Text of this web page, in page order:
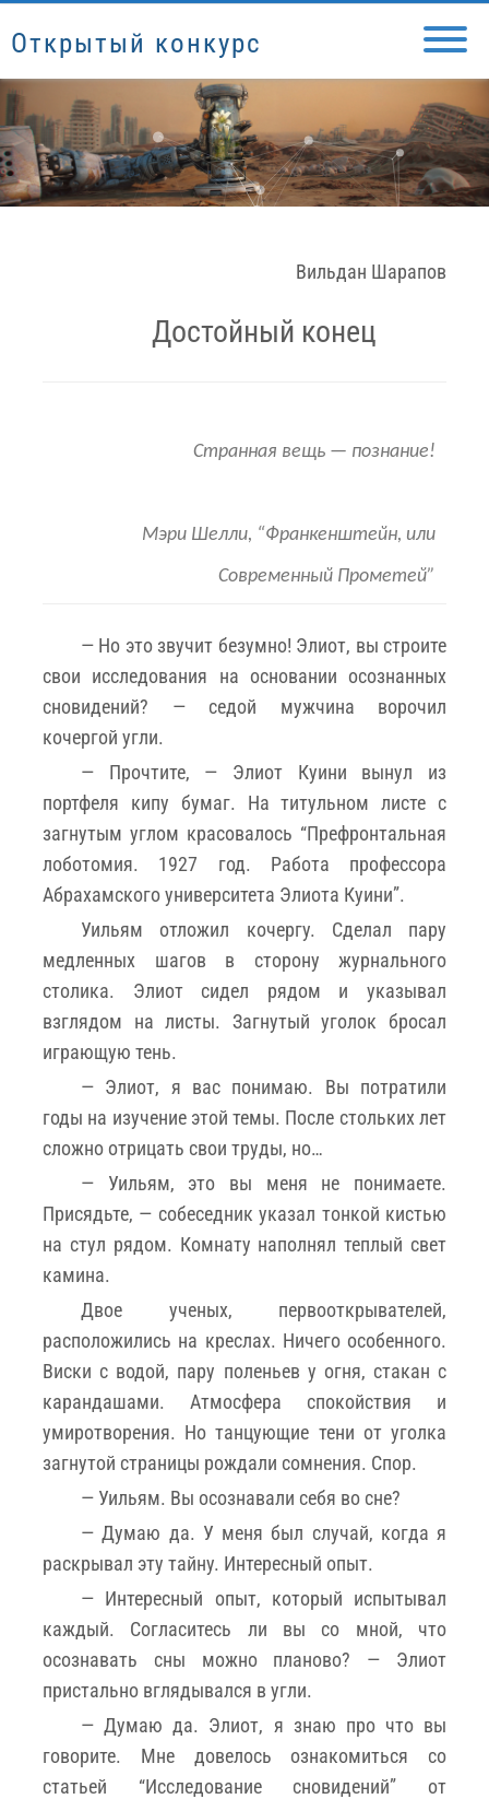
Открытый конкурс
Вильдан Шарапов
Достойный конец
Странная вещь — познание!
Мэри Шелли, “Франкенштейн, или
Современный Прометей”
— Но это звучит безумно! Элиот, вы строите
свои исследования на основании осознанных
сновидений? — седой мужчина ворочил
кочергой угли.
— Прочтите, — Элиот Куини вынул из
портфеля кипу бумаг. На титульном листе с
загнутым углом красовалось “Префронтальная
лоботомия. 1927 год. Работа профессора
Абрахамского университета Элиота Куини”.
Уильям отложил кочергу. Сделал пару
медленных шагов в сторону журнального
столика. Элиот сидел рядом и указывал
взглядом на листы. Загнутый уголок бросал
играющую тень.
— Элиот, я вас понимаю. Вы потратили
годы на изучение этой темы. После стольких лет
сложно отрицать свои труды, но…
— Уильям, это вы меня не понимаете.
Присядьте, — собеседник указал тонкой кистью
на стул рядом. Комнату наполнял теплый свет
камина.
Двое ученых, первооткрывателей,
расположились на креслах. Ничего особенного.
Виски с водой, пару поленьев у огня, стакан с
карандашами. Атмосфера спокойствия и
умиротворения. Но танцующие тени от уголка
загнутой страницы рождали сомнения. Спор.
— Уильям. Вы осознавали себя во сне?
— Думаю да. У меня был случай, когда я
раскрывал эту тайну. Интересный опыт.
— Интересный опыт, который испытывал
каждый. Согласитесь ли вы со мной, что
осознавать сны можно планово? — Элиот
пристально вглядывался в угли.
— Думаю да. Элиот, я знаю про что вы
говорите. Мне довелось ознакомиться со
статьей “Исследование сновидений” от